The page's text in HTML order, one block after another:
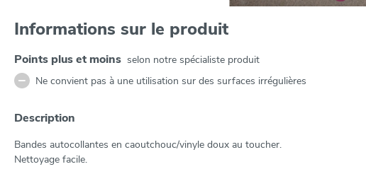
Informations sur le produit
Points plus et moins selon notre spécialiste produit
Ne convient pas à une utilisation sur des surfaces irrégulières
Description
Bandes autocollantes en caoutchouc/vinyle doux au toucher.
Nettoyage facile.